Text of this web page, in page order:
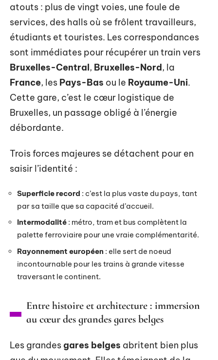
atouts : plus de vingt voies, une foule de
services, des halls où se frôlent travailleurs,
étudiants et touristes. Les correspondances
sont immédiates pour récupérer un train vers
Bruxelles-Central, Bruxelles-Nord, la
France, les Pays-Bas ou le Royaume-Uni.
Cette gare, c’est le cœur logistique de
Bruxelles, un passage obligé à l’énergie
débordante.
Trois forces majeures se détachent pour en
saisir l’identité :
Superficie record : c’est la plus vaste du pays, tant
par sa taille que sa capacité d’accueil.
Intermodalité : métro, tram et bus complètent la
palette ferroviaire pour une vraie complémentarité.
Rayonnement européen : elle sert de noeud
incontournable pour les trains à grande vitesse
traversant le continent.
Entre histoire et architecture : immersion
au cœur des grandes gares belges
Les grandes gares belges abritent bien plus